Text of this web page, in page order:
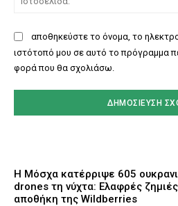
αποθηκεύστε το όνομα, το
ιστότοπό μου σε αυτό το πρόγραμμα
φορά που θα σχολιάσω.
Η Μόσχα κατέρριψε 605
drones τη νύχτα: Ελαφρές
αποθήκη της Wildberries